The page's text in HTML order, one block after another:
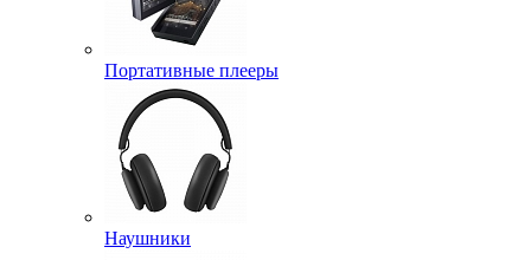
Портативные плееры
Наушники